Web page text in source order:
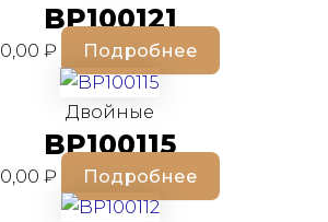
BP100121
0,00₽ Подробнее
Двойные
BP100115
0,00₽ Подробнее